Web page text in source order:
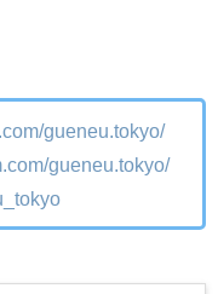
gueneu.tokyo/
gueneu.tokyo/